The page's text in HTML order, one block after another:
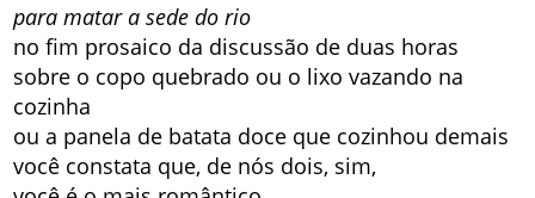
para matar a sede do rio
no fim prosaico da discussão de duas horas
sobre o copo quebrado ou o lixo vazando na
cozinha
ou a panela de batata doce que cozinhou demais
você constata que, de nós dois, sim,